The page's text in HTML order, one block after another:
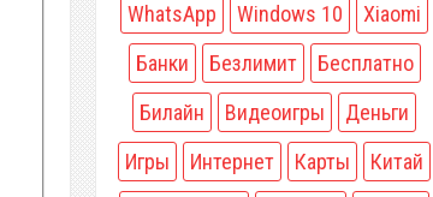
WhatsApp
Windows 10
Xiaomi
Банки
Безлимит
Бесплатно
Билайн
Видеоигры
Деньги
Игры
Интернет Карты
Китай